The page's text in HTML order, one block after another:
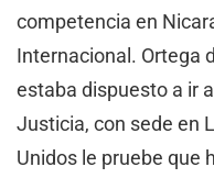
competencia en
Internacional. Ortega
estaba dispuesto a ir
Justicia, con sede en
Unidos le pruebe que